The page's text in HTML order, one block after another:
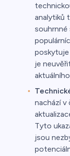
analytiků
souhrnné
poskytuje
je
nachází v
Tyto
jsou